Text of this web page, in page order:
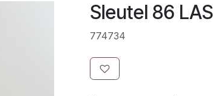
Sleutel 86
774734